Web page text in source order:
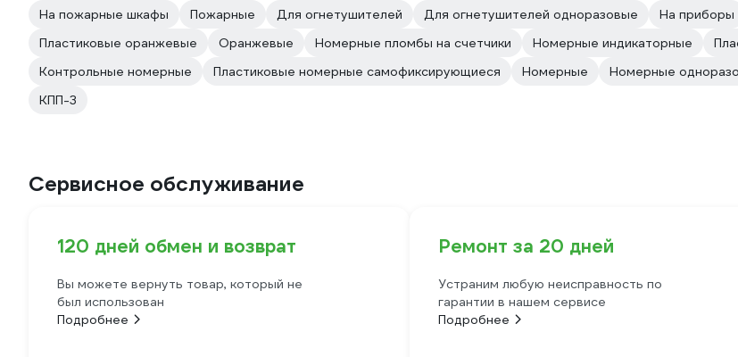
На пожарные шкафы
Пожарные Для огнетушителей Для огнетушителей одноразовые На приборы
Пластиковые оранжевые
Оранжевые Номерные пломбы на счетчики Номерные индикаторные
Контрольные номерные
Пластиковые номерные самофиксирующиеся Номерные Номерные
КПП-3
Сервисное обслуживание
120 дней обмен и возврат
Вы можете вернуть товар, который не
был использован
Подробнее
Ремонт за 20 дней
Устраним любую неисправность по
гарантии в нашем сервисе
Подробнее